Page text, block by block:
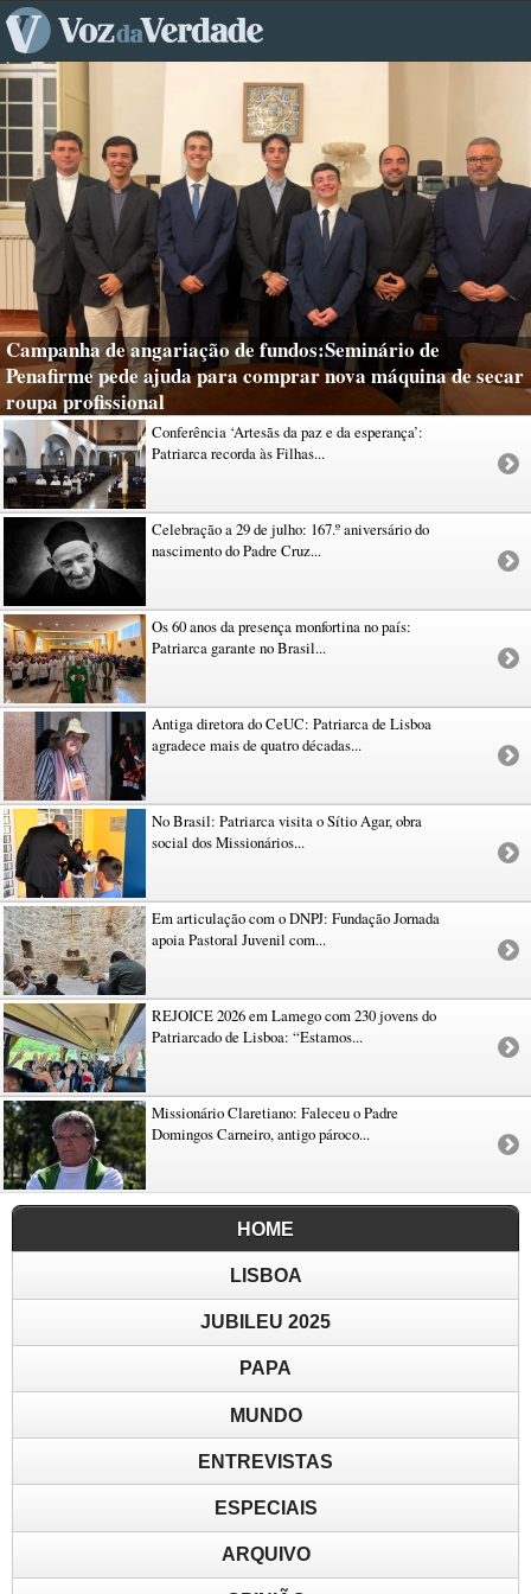
Campanha de angariação de fundos:Seminário de
Penafirme pede ajuda para comprar nova máquina de secar
roupa profissional
Conferência ‘Artesãs da paz e da esperança’:
Patriarca recorda às Filhas...
Celebração a 29 de julho: 167.º aniversário do
nascimento do Padre Cruz...
Os 60 anos da presença monfortina no país:
Patriarca garante no Brasil...
Antiga diretora do CeUC: Patriarca de Lisboa
agradece mais de quatro décadas...
No Brasil: Patriarca visita o Sítio Agar, obra
social dos Missionários...
Em articulação com o DNPJ: Fundação Jornada
apoia Pastoral Juvenil com...
REJOICE 2026 em Lamego com 230 jovens do
Patriarcado de Lisboa: “Estamos...
Missionário Claretiano: Faleceu o Padre
Domingos Carneiro, antigo pároco...
HOME
LISBOA
JUBILEU 2025
PAPA
MUNDO
ENTREVISTAS
ESPECIAIS
ARQUIVO